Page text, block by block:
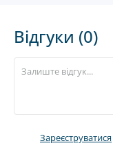
Відгуки (0)
Зареєструватися